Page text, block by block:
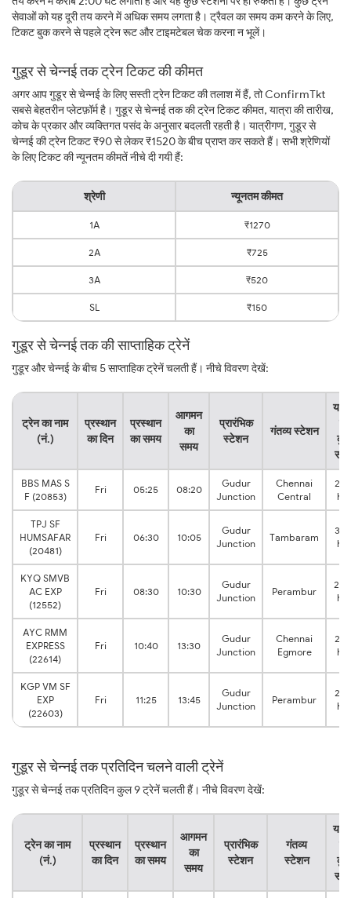
सेवाओं को यह दूरी तय करने में अधिक समय लगता है। ट्रैवल का समय कम करने के लिए,
टिकट बुक करने से पहले ट्रेन रूट और टाइमटेबल चेक करना न भूलें।
गुडूर से चेन्नई तक ट्रेन टिकट की कीमत
अगर आप गुडूर से चेन्नई के लिए सस्ती ट्रेन टिकट की तलाश में हैं, तो ConfirmTkt
सबसे बेहतरीन प्लेटफ़ॉर्म है। गुडूर से चेन्नई तक की ट्रेन टिकट कीमत, यात्रा की तारीख,
कोच के प्रकार और व्यक्तिगत पसंद के अनुसार बदलती रहती है। यात्रीगण, गुडूर से
चेन्नई की ट्रेन टिकट ₹90 से लेकर ₹1520 के बीच प्राप्त कर सकते हैं। सभी श्रेणियों
के लिए टिकट की न्यूनतम कीमतें नीचे दी गयी हैं:
श्रेणी न्यूनतम कीमत
1A ₹1270
2A ₹725
3A ₹520
SL ₹150
गुडूर से चेन्नई तक की साप्ताहिक ट्रेनें
गुडूर और चेन्नई के बीच 5 साप्ताहिक ट्रेनें चलती हैं। नीचे विवरण देखें:
ट्रेन का नाम
(नं.)
प्रस्थान
का दिन
प्रस्थान
का समय
आगमन
का
समय
प्रारंभिक
स्टेशन
गंतव्य स्टेशन
का
कुल
BBS MAS S
F (20853)
Fri 05:25 08:20
Gudur
Junction
Chennai
Central
hrs
TPJ SF
HUMSAFAR
(20481)
Fri 06:30 10:05
Gudur
Junction
Tambaram
hrs
KYQ SMVB
AC EXP
(12552)
Fri 08:30 10:30
Gudur
Junction
Perambur
hrs
AYC RMM
EXPRESS
(22614)
Fri 10:40 13:30
Gudur
Junction
Chennai
Egmore
hrs
KGP VM SF
EXP
(22603)
Fri 11:25 13:45
Gudur
Junction
Perambur
hrs
गुडूर से चेन्नई तक प्रतिदिन चलने वाली ट्रेनें
गुडूर से चेन्नई तक प्रतिदिन कुल 9 ट्रेनें चलती हैं। नीचे विवरण देखें:
ट्रेन का नाम
(नं.)
प्रस्थान
का दिन
प्रस्थान
का समय
आगमन
का
समय
प्रारंभिक
स्टेशन
गंतव्य
स्टेशन
का
कुल